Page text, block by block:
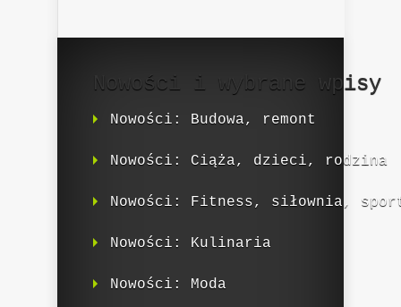
Nowości i wybrane wpisy
Nowości: Budowa, remont
Nowości: Ciąża, dzieci, rodzina
Nowości: Fitness, siłownia,
Nowości: Kulinaria
Nowości: Moda